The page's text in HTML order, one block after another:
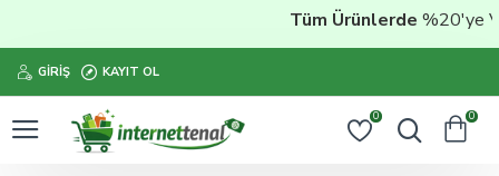
Tüm Ürünlerde%20'ye
GIRIŞ KAYIT OL
0 0